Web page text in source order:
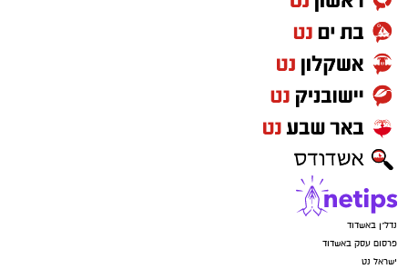
להורדת אפליקציה של אשדוד נט לחצו כאן
עקבו בפייסבוק
עקבו באינסטגרם
נדל"ן באשדוד
פרסום עסק באשדוד
ישראל נט